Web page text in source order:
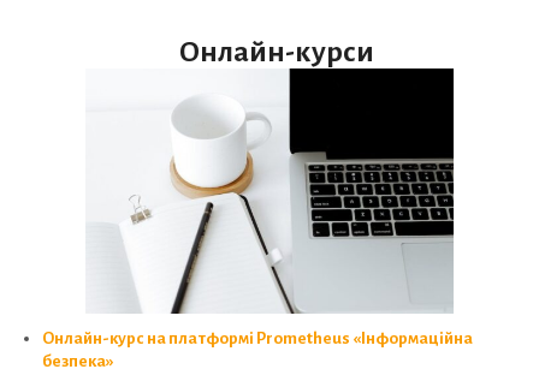
Онлайн-курси
Онлайн-курс на платформі Prometheus «Інформаційна
безпека»